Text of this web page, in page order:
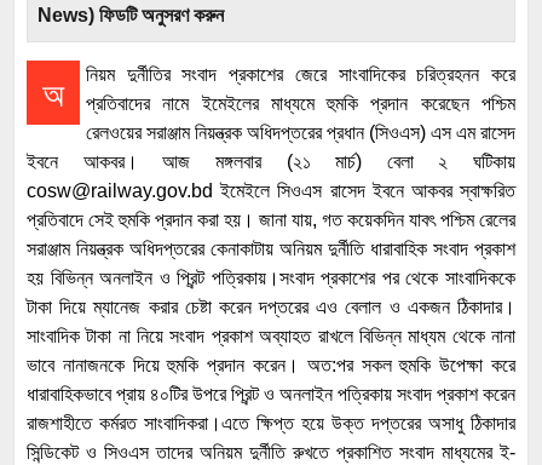
News) ফিডটি অনুসরণ করুন
অ
নিয়ম দুর্নীতির সংবাদ প্রকাশের জেরে সাংবাদিকের চরিত্রহনন করে
প্রতিবাদের নামে ইমেইলের মাধ্যমে হুমকি প্রদান করেছেন পশ্চিম
রেলওয়ের সরাঞ্জাম নিয়ন্ত্রক অধিদপ্তরের প্রধান (সিওএস) এস এম রাসেদ
ইবনে আকবর। আজ মঙ্গলবার (২১ মার্চ) বেলা ২ ঘটিকায়
cosw@railway.gov.bd ইমেইলে সিওএস রাসেদ ইবনে আকবর স্বাক্ষরিত
প্রতিবাদে সেই হুমকি প্রদান করা হয়। জানা যায়, গত কয়েকদিন যাবৎ পশ্চিম রেলের
সরাঞ্জাম নিয়ন্ত্রক অধিদপ্তরের কেনাকাটায় অনিয়ম দুর্নীতি ধারাবাহিক সংবাদ প্রকাশ
হয় বিভিন্ন অনলাইন ও প্রিন্ট পত্রিকায়।সংবাদ প্রকাশের পর থেকে সাংবাদিককে
টাকা দিয়ে ম্যানেজ করার চেষ্টা করেন দপ্তরের এও বেলাল ও একজন ঠিকাদার।
সাংবাদিক টাকা না নিয়ে সংবাদ প্রকাশ অব্যাহত রাখলে বিভিন্ন মাধ্যম থেকে নানা
ভাবে নানাজনকে দিয়ে হুমকি প্রদান করেন। অত:পর সকল হুমকি উপেক্ষা করে
ধারাবাহিকভাবে প্রায় ৪০টির উপরে প্রিন্ট ও অনলাইন পত্রিকায় সংবাদ প্রকাশ করেন
রাজশাহীতে কর্মরত সাংবাদিকরা।এতে ক্ষিপ্ত হয়ে উক্ত দপ্তরের অসাধু ঠিকাদার
সিন্ডিকেট ও সিওএস তাদের অনিয়ম দুর্নীতি রুখতে প্রকাশিত সংবাদ মাধ্যমের ই-